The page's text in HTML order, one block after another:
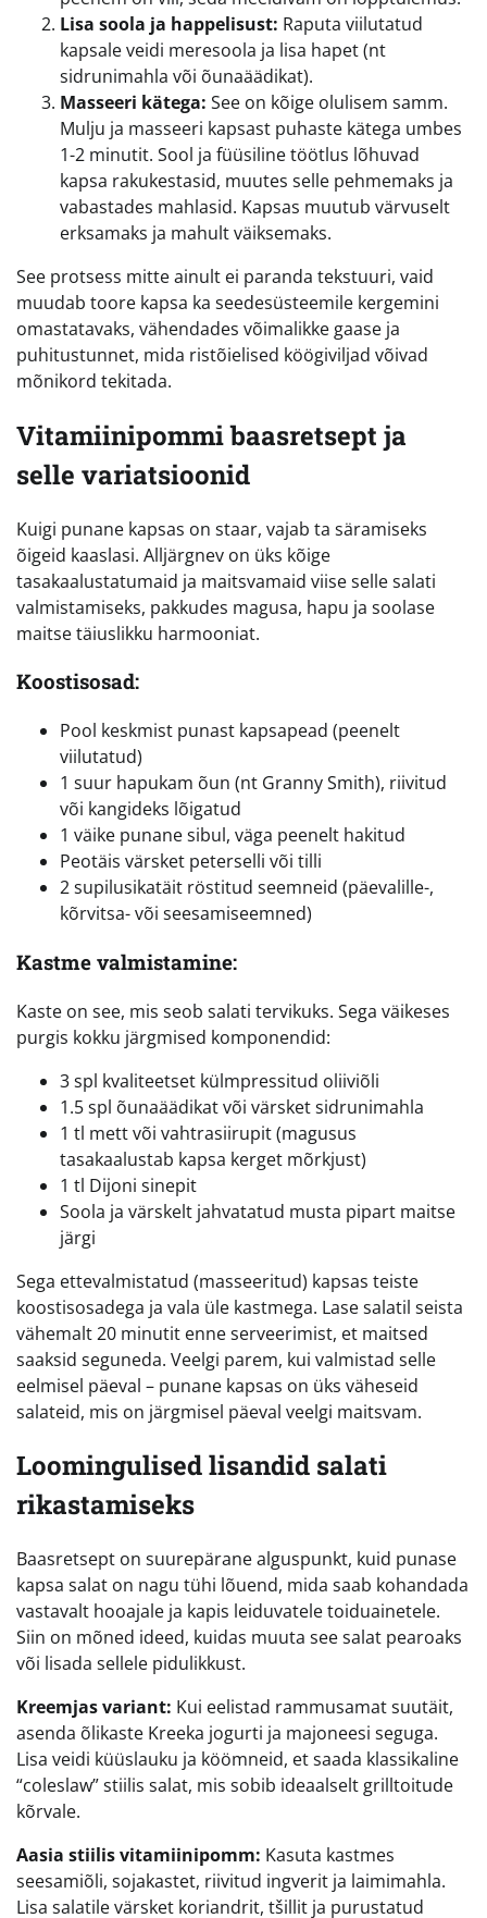
Lisa soola ja happelisust: Raputa viilutatud
kapsale veidi meresoola ja lisa hapet (nt
sidrunimahla või õunaäädikat).
Masseeri kätega: See on kõige olulisem samm.
Mulju ja masseeri kapsast puhaste kätega umbes
1-2 minutit. Sool ja füüsiline töötlus lõhuvad
kapsa rakukestasid, muutes selle pehmemaks ja
vabastades mahlasid. Kapsas muutub värvuselt
erksamaks ja mahult väiksemaks.
See protsess mitte ainult ei paranda tekstuuri, vaid
muudab toore kapsa ka seedesüsteemile kergemini
omastatavaks, vähendades võimalikke gaase ja
puhitustunnet, mida ristõielised köögiviljad võivad
mõnikord tekitada.
Vitamiinipommi baasretsept ja
selle variatsioonid
Kuigi punane kapsas on staar, vajab ta säramiseks
õigeid kaaslasi. Alljärgnev on üks kõige
tasakaalustatumaid ja maitsvamaid viise selle salati
valmistamiseks, pakkudes magusa, hapu ja soolase
maitse täiuslikku harmooniat.
Koostisosad:
Pool keskmist punast kapsapead (peenelt
viilutatud)
1 suur hapukam õun (nt Granny Smith), riivitud
või kangideks lõigatud
1 väike punane sibul, väga peenelt hakitud
Peotäis värsket peterselli või tilli
2 supilusikatäit röstitud seemneid (päevalille-,
kõrvitsa- või seesamiseemned)
Kastme valmistamine:
Kaste on see, mis seob salati tervikuks. Sega väikeses
purgis kokku järgmised komponendid:
3 spl kvaliteetset külmpressitud oliiviõli
1.5 spl õunaäädikat või värsket sidrunimahla
1 tl mett või vahtrasiirupit (magusus
tasakaalustab kapsa kerget mõrkjust)
1 tl Dijoni sinepit
Soola ja värskelt jahvatatud musta pipart maitse
järgi
Sega ettevalmistatud (masseeritud) kapsas teiste
koostisosadega ja vala üle kastmega. Lase salatil seista
vähemalt 20 minutit enne serveerimist, et maitsed
saaksid seguneda. Veelgi parem, kui valmistad selle
eelmisel päeval – punane kapsas on üks väheseid
salateid, mis on järgmisel päeval veelgi maitsvam.
Loomingulised lisandid salati
rikastamiseks
Baasretsept on suurepärane alguspunkt, kuid punase
kapsa salat on nagu tühi lõuend, mida saab kohandada
vastavalt hooajale ja kapis leiduvatele toiduainetele.
Siin on mõned ideed, kuidas muuta see salat pearoaks
või lisada sellele pidulikkust.
Kreemjas variant: Kui eelistad rammusamat suutäit,
asenda õlikaste Kreeka jogurti ja majoneesi seguga.
Lisa veidi küüslauku ja köömneid, et saada klassikaline
“coleslaw” stiilis salat, mis sobib ideaalselt grilltoitude
kõrvale.
Aasia stiilis vitamiinipomm: Kasuta kastmes
seesamiõli, sojakastet, riivitud ingverit ja laimimahla.
Lisa salatile värsket koriandrit, tšillit ja purustatud